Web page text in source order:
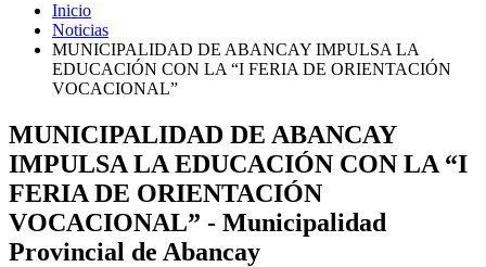
Inicio
Noticias
MUNICIPALIDAD DE ABANCAY IMPULSA LA
EDUCACIÓN CON LA “I FERIA DE ORIENTACIÓN
VOCACIONAL”
MUNICIPALIDAD DE ABANCAY
IMPULSA LA EDUCACIÓN CON LA “I
FERIA DE ORIENTACIÓN
VOCACIONAL” - Municipalidad
Provincial de Abancay